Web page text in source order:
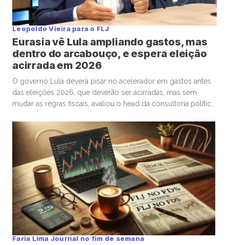
Leopoldo Vieira para o FLJ
Eurasia vê Lula ampliando gastos, mas
dentro do arcabouço, e espera eleição
acirrada em 2026
O governo Lula deverá pisar no acelerador em gastos antes
das eleições 2026, que deverão ser acirradas, mas sem
mudar as regras fiscais, avaliou o head da consultoria política
político e colunista do Faria Lima Journal, Leopoldo Vieira.
Na conversa, o diretor da Eurasia fez […]
Faria Lima Journal no fim de semana